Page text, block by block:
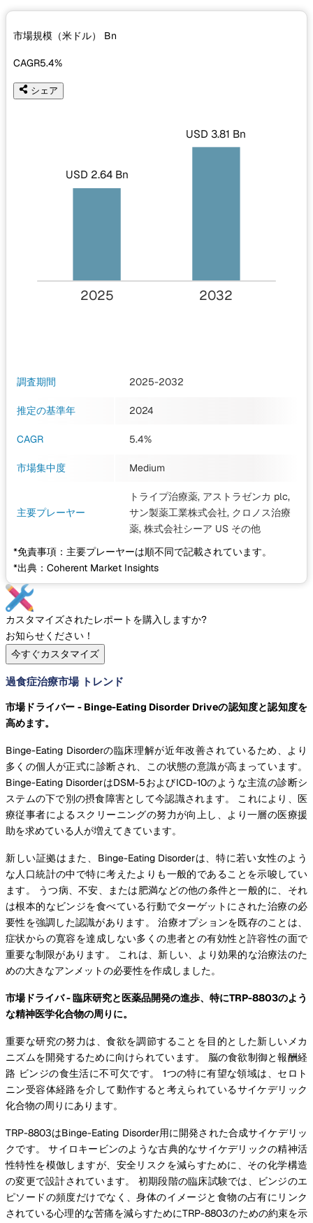
市場規模（米ドル） Bn
CAGR5.4%
シェア
USD 2.64 Bn
USD 3.81 Bn
2025 2032
調査期間 2025-2032
推定の基準年 2024
CAGR 5.4%
市場集中度 Medium
主要プレーヤー
トライプ治療薬, アストラゼンカ plc,
サン製薬工業株式会社, クロノス治療
薬, 株式会社シーア US その他
*免責事項：主要プレーヤーは順不同で記載されています。
*出典：Coherent Market Insights
カスタマイズされたレポートを購入しますか?
お知らせください！
今すぐカスタマイズ
過食症治療市場 トレンド
市場ドライバー - Binge-Eating Disorder Driveの認知度と認知度を
高めます。
Binge-Eating Disorderの臨床理解が近年改善されているため、より
多くの個人が正式に診断され、この状態の意識が高まっています。
Binge-Eating DisorderはDSM-5およびICD-10のような主流の診断シ
ステムの下で別の摂食障害として今認識されます。 これにより、医
療従事者によるスクリーニングの努力が向上し、より一層の医療援
助を求めている人が増えてきています。
新しい証拠はまた、Binge-Eating Disorderは、特に若い女性のよう
な人口統計の中で特に考えたよりも一般的であることを示唆してい
ます。 うつ病、不安、または肥満などの他の条件と一般的に、それ
は根本的なビンジを食べている行動でターゲットにされた治療の必
要性を強調した認識があります。 治療オプションを既存のことは、
症状からの寛容を達成しない多くの患者との有効性と許容性の面で
重要な制限があります。 これは、新しい、より効果的な治療法のた
めの大きなアンメットの必要性を作成しました。
市場ドライバ - 臨床研究と医薬品開発の進歩、特にTRP-8803のよう
な精神医学化合物の周りに。
重要な研究の努力は、食欲を調節することを目的とした新しいメカ
ニズムを開発するために向けられています。 脳の食欲制御と報酬経
路 ビンジの食生活に不可欠です。 1つの特に有望な領域は、セロト
ニン受容体経路を介して動作すると考えられているサイケデリック
化合物の周りにあります。
TRP-8803はBinge-Eating Disorder用に開発された合成サイケデリッ
クです。 サイロキービンのような古典的なサイケデリックの精神活
性特性を模倣しますが、安全リスクを減らすために、その化学構造
の変更で設計されています。 初期段階の臨床試験では、ビンジのエ
ピソードの頻度だけでなく、身体のイメージと食物の占有にリンク
されている心理的な苦痛を減らすためにTRP-8803のための約束を示